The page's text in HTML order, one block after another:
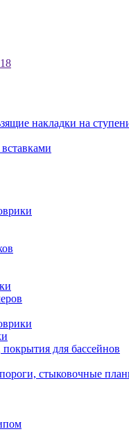
накладки на
для бассейнов
стыковочные